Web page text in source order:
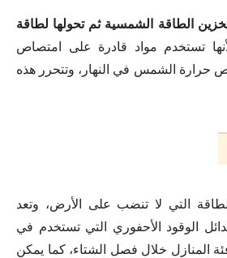
الطاقة الشمسية ثم تحولها لطاقة
تستخدم مواد قادرة على امتصاص
حرارة الشمس في النهار، وتتحرر هذه
التي لا تنضب على الأرض، وتعد
الوقود الأحفوري التي تستخدم في
المنازل خلال فصل الشتاء، كما يمكن